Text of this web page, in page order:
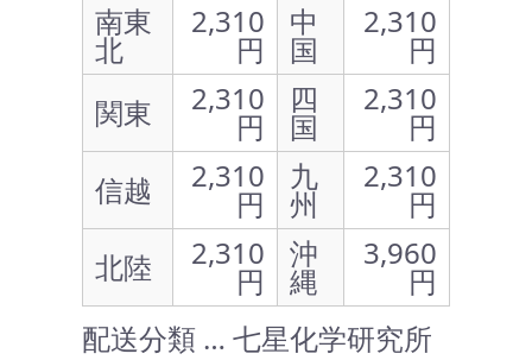
南東
北
2,310
円
中
国
2,310
円
関東
2,310
円
四
国
2,310
円
信越
2,310
円
九
州
2,310
円
北陸
2,310
円
沖
縄
3,960
円
配送分類 … 七星化学研究所